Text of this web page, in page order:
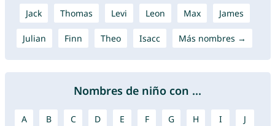
Jack Thomas Levi Leon Max James
Julian Finn Theo Isacc Más nombres →
Nombres de niño con ...
A B C D E F G H I J